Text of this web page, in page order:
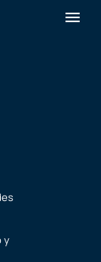
y